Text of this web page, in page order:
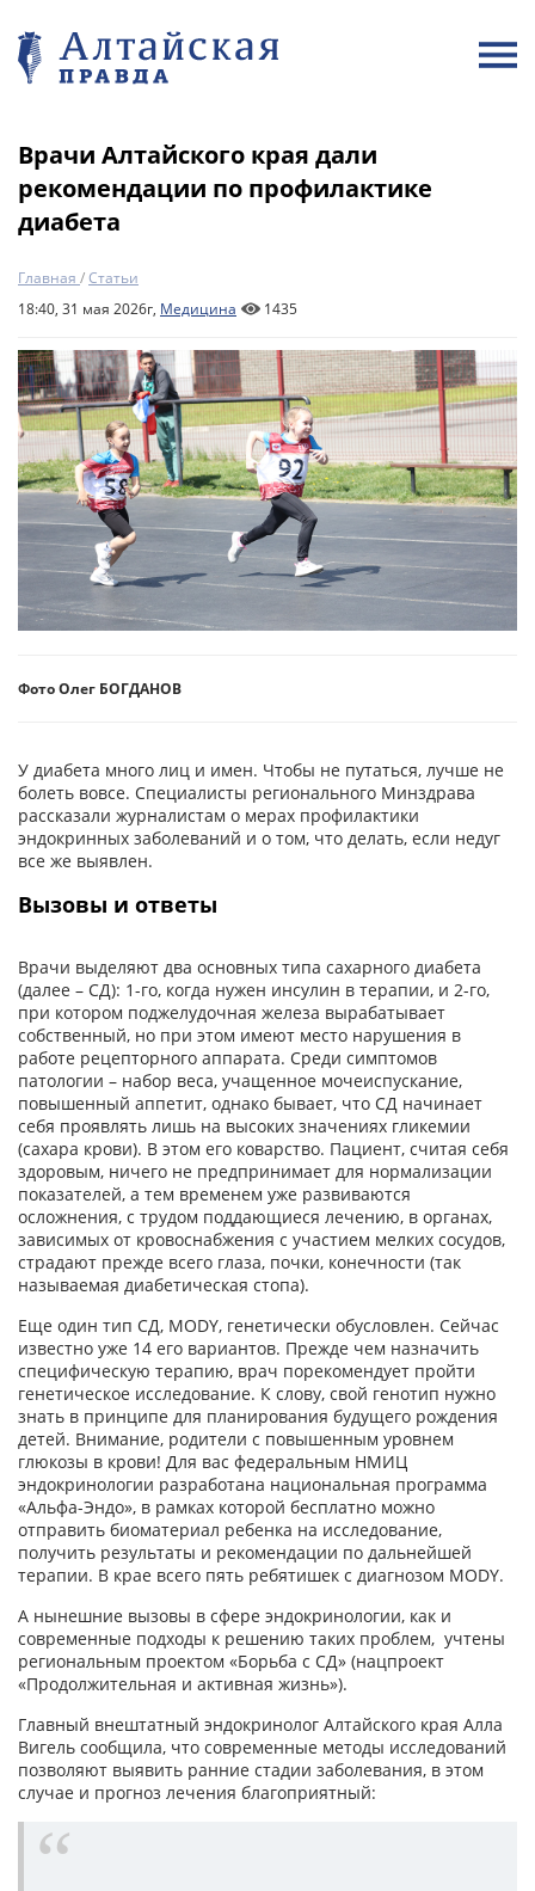
Врачи Алтайского края дали
рекомендации по профилактике
диабета
Главная /Статьи
18:40, 31 мая 2026г, Медицина 1435
Фото Олег БОГДАНОВ
У диабета много лиц и имен. Чтобы не путаться, лучше не
болеть вовсе. Специалисты регионального Минздрава
рассказали журналистам о мерах профилактики
эндокринных заболеваний и о том, что делать, если недуг
все же выявлен.
Вызовы и ответы
Врачи выделяют два основных типа сахарного диабета
(далее – СД): 1-го, когда нужен инсулин в терапии, и 2-го,
при котором поджелудочная железа вырабатывает
собственный, но при этом имеют место нарушения в
работе рецепторного аппарата. Среди симптомов
патологии – набор веса, учащенное мочеиспускание,
повышенный аппетит, однако бывает, что СД начинает
себя проявлять лишь на высоких значениях гликемии
(сахара крови). В этом его коварство. Пациент, считая себя
здоровым, ничего не предпринимает для нормализации
показателей, а тем временем уже развиваются
осложнения, с трудом поддающиеся лечению, в органах,
зависимых от кровоснабжения с участием мелких сосудов,
страдают прежде всего глаза, почки, конечности (так
называемая диабетическая стопа).
Еще один тип СД, MODY, генетически обусловлен. Сейчас
известно уже 14 его вариантов. Прежде чем назначить
специфическую терапию, врач порекомендует пройти
генетическое исследование. К слову, свой генотип нужно
знать в принципе для планирования будущего рождения
детей. Внимание, родители с повышенным уровнем
глюкозы в крови! Для вас федеральным НМИЦ
эндокринологии разработана национальная программа
«Альфа-Эндо», в рамках которой бесплатно можно
отправить биоматериал ребенка на исследование,
получить результаты и рекомендации по дальнейшей
терапии. В крае всего пять ребятишек с диагнозом MODY.
А нынешние вызовы в сфере эндокринологии, как и
современные подходы к решению таких проблем, учтены
региональным проектом «Борьба с СД» (нацпроект
«Продолжительная и активная жизнь»).
Главный внештатный эндокринолог Алтайского края Алла
Вигель сообщила, что современные методы исследований
позволяют выявить ранние стадии заболевания, в этом
случае и прогноз лечения благоприятный: